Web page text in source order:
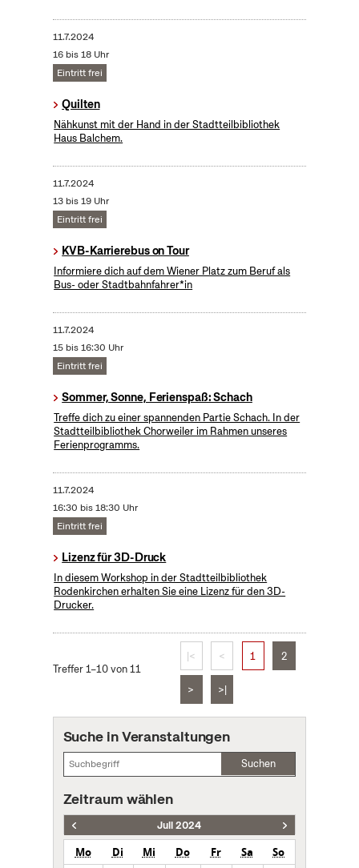
11.7.2024
16 bis 18 Uhr
Eintritt frei
Quilten
Nähkunst mit der Hand in der Stadtteilbibliothek
Haus Balchem.
11.7.2024
13 bis 19 Uhr
Eintritt frei
KVB-Karrierebus on Tour
Informiere dich auf dem Wiener Platz zum Beruf als
Bus- oder Stadtbahnfahrer*in
11.7.2024
15 bis 16:30 Uhr
Eintritt frei
Sommer, Sonne, Ferienspaß: Schach
Treffe dich zu einer spannenden Partie Schach. In der
Stadtteilbibliothek Chorweiler im Rahmen unseres
Ferienprogramms.
11.7.2024
16:30 bis 18:30 Uhr
Eintritt frei
Lizenz für 3D-Druck
In diesem Workshop in der Stadtteilbibliothek
Rodenkirchen erhalten Sie eine Lizenz für den 3D-
Drucker.
Treffer 1–10 von 11
|< < 1 2
> >|
Suche in Veranstaltungen
Suchen
Zeitraum wählen
Juli 2024
Mo Di Mi Do Fr Sa
So